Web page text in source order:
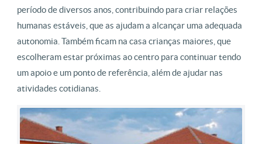
período de diversos anos, contribuindo para criar relações
humanas estáveis, que as ajudam a alcançar uma adequada
autonomia. Também ficam na casa crianças maiores, que
escolheram estar próximas ao centro para continuar tendo
um apoio e um ponto de referência, além de ajudar nas
atividades cotidianas.